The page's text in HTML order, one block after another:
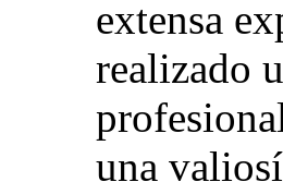
extensa
realizado
una